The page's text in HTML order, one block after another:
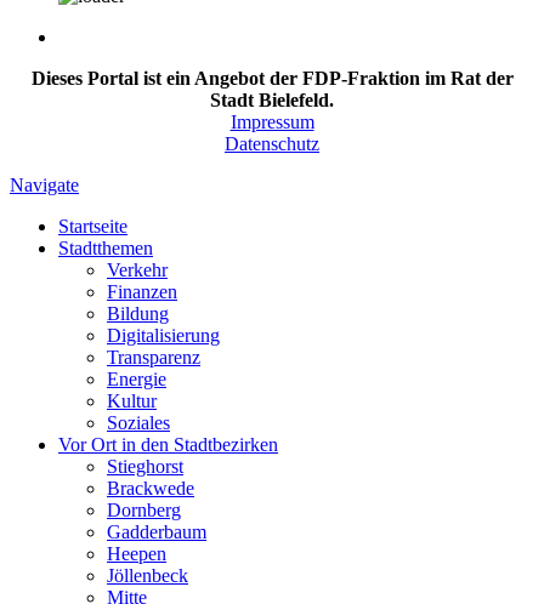
Dieses Portal ist ein Angebot der FDP-Fraktion im Rat der
Stadt Bielefeld.
Impressum
Datenschutz
Navigate
Startseite
Stadtthemen
Verkehr
Finanzen
Bildung
Digitalisierung
Transparenz
Energie
Kultur
Soziales
Vor Ort in den Stadtbezirken
Stieghorst
Brackwede
Dornberg
Gadderbaum
Heepen
Jöllenbeck
Mitte